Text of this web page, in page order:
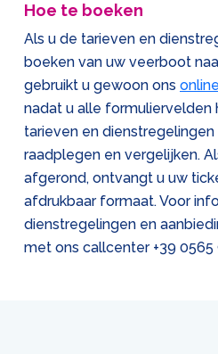
Hoe te boeken
Als u de tarieven en
boeken van uw veerboot
gebruikt u gewoon ons
nadat u alle formuliervelden
tarieven en
raadplegen en vergelijken.
afgerond, ontvangt u uw
afdrukbaar formaat. Voor
dienstregelingen en
met ons callcenter +39